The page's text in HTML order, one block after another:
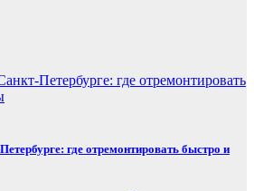
где отремонтировать быстро и